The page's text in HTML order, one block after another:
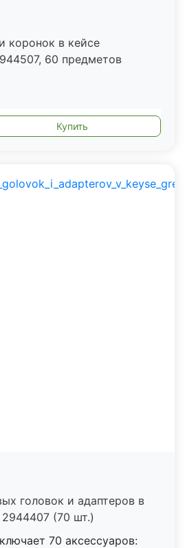
коронок в кейсе
60 предметов
головок и адаптеров в
(70 шт.)
70 аксессуаров: